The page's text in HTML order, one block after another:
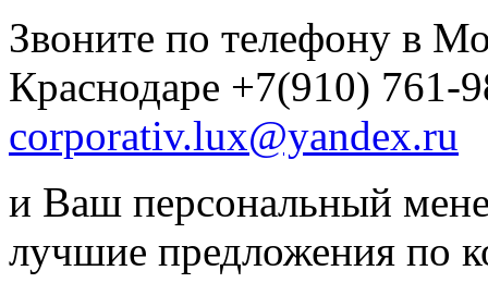
Звоните по телефону в
Краснодаре +7(910)
corporativ.lux@yandex.ru
и Ваш персональный
лучшие предложения по